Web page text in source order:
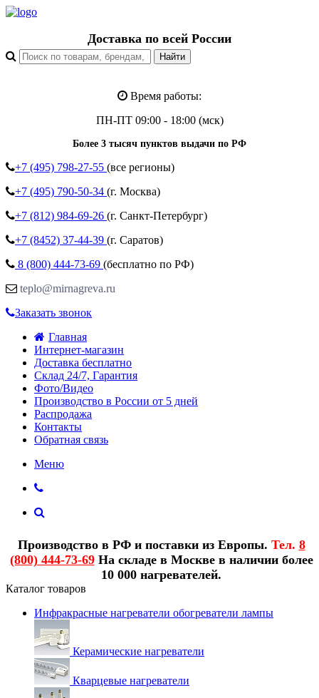
Доставка по всей России
Время работы:
ПН-ПТ 09:00 - 18:00 (мск)
Более 3 тысяч пунктов выдачи по РФ
+7 (495) 798-27-55 (все регионы)
+7 (495) 790-50-34 (г. Москва)
+7 (812) 984-69-26 (г. Санкт-Петербург)
+7 (8452) 37-44-39 (г. Саратов)
8 (800) 444-73-69 (бесплатно по РФ)
teplo@mirnagreva.ru
Заказать звонок
Главная
Интернет-магазин
Доставка бесплатно
Склад 24/7, Гарантия
Фото/Видео
Производство в России от 5 дней
Распродажа
Контакты
Обратная связь
Меню
Производство в РФ и поставки из Европы. Тел. 8
(800) 444-73-69На складе в Москве в наличии более
10 000 нагревателей.
Каталог товаров
Инфракрасные нагреватели обогреватели лампы
Керамические нагреватели
Кварцевые нагреватели